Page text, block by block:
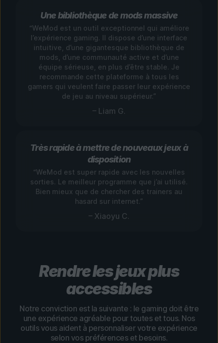
Une bibliothèque de mods massive
“WeMod est un outil exceptionnel qui améliore
l’expérience gaming. Il dispose d’une interface
intuitive, d’une gigantesque bibliothèque de
mods, d’une communauté active et d’une
équipe sérieuse, en plus d’être stable. Je
recommande cette plateforme à tous les
gamers qui veulent faire passer leur expérience
de jeu au niveau supérieur.”
– Liam G.
Très rapide à mettre de nouveaux jeux à
disposition
“WeMod est super rapide avec les nouvelles
sorties. Le meilleur programme que j’ai utilisé.
Bien mieux que de chercher des trainers au
hasard sur internet.”
– Xiaoyu C.
Rendre les jeux plus
accessibles
Notre conviction est la suivante : le gaming doit être
une expérience agréable pour toutes et tous. Nos
outils vous aident à personnaliser votre expérience
selon vos préférences et besoins.